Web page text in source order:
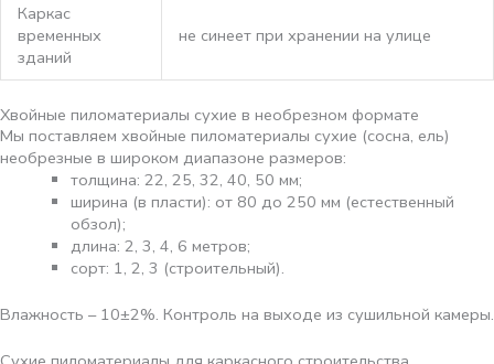
Каркас
временных
зданий
не синеет при хранении на улице
Хвойные пиломатериалы сухие в необрезном формате
Мы поставляем хвойные пиломатериалы сухие (сосна, ель)
необрезные в широком диапазоне размеров:
толщина: 22, 25, 32, 40, 50 мм;
ширина (в пласти): от 80 до 250 мм (естественный
обзол);
длина: 2, 3, 4, 6 метров;
сорт: 1, 2, 3 (строительный).
Влажность – 10±2%. Контроль на выходе из сушильной камеры.